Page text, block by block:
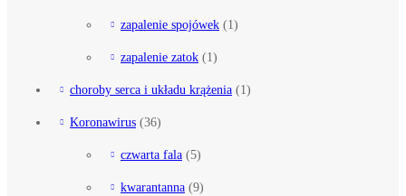
zapalenie spojówek (1)
zapalenie zatok (1)
choroby serca i układu krążenia (1)
Koronawirus (36)
czwarta fala (5)
kwarantanna (9)